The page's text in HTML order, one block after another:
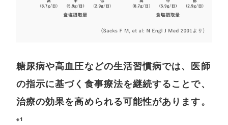
糖尿病や高血圧などの生活習慣病では、医師
の指示に基づく食事療法を継続することで、
治療の効果を高められる可能性があります。
※1